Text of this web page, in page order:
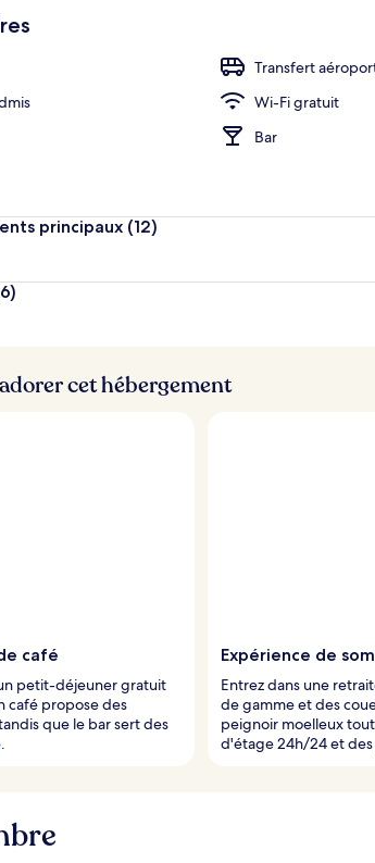
Transfert
Wi-Fi gratuit
Bar
principaux (12)
cet hébergement
café
petit-déjeuner gratuit
café propose des
que le bar sert des
Expérience de
Entrez dans une
de gamme et des
peignoir moelleux
d'étage 24h/24 et